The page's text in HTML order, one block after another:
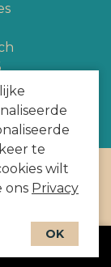
te
wilt
ons Privacy
OK
voorbehouden